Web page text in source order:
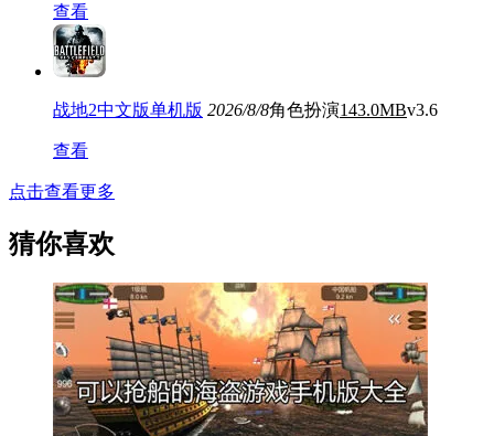
查看
战地2中文版单机版 2026/8/8角色扮演143.0MBv3.6
查看
点击查看更多
猜你喜欢